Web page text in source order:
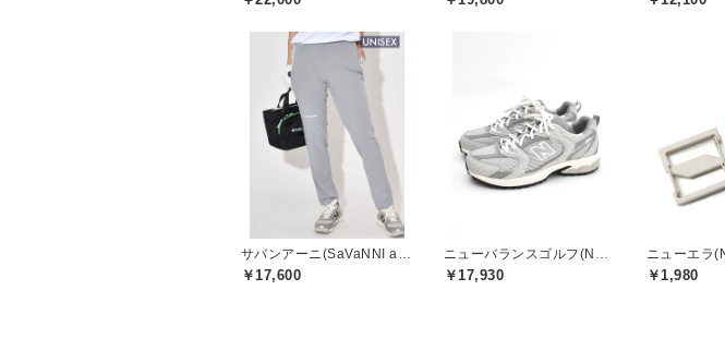
￥17,600 ￥17,930
ニューエラ
￥1,980